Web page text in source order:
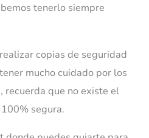
tenerlo siempre
copias de seguridad
mucho cuidado por los
recuerda que no existe el
segura.